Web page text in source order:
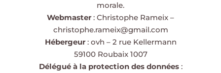
morale.
Webmaster : Christophe Rameix –
christophe.rameix@gmail.com
Hébergeur: ovh – 2 rue Kellermann
59100 Roubaix 1007
Délégué à la protection des données: